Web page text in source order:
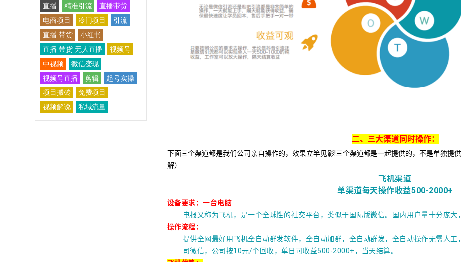
直播
精准引流
直播带货
电商项目
冷门项目
引流
直播 带货
小红书
直播 带货 无人直播
视频号
中视频
微信变现
视频号直播
剪辑
起号实操
项目搬砖
免费项目
视频解说
私域流量
二、三大渠道同时操作：
下面三个渠道都是我们公司亲自操作的，效果立竿见影!三个渠道都是一起提供的，不是单独提
解）
飞机渠道
单渠道每天操作收益500-2000+
设备要求：一台电脑
电报又称为飞机，是一个全球性的社交平台，类似于国际版微信。
国内用户量十分庞大
操作流程：
提供全网最好用飞机全自动群发软件，全自动加群，全自动群发，全自动操作无需人
司微信，公司按10元/个回收，单日可收益500-2000+，当天结算。